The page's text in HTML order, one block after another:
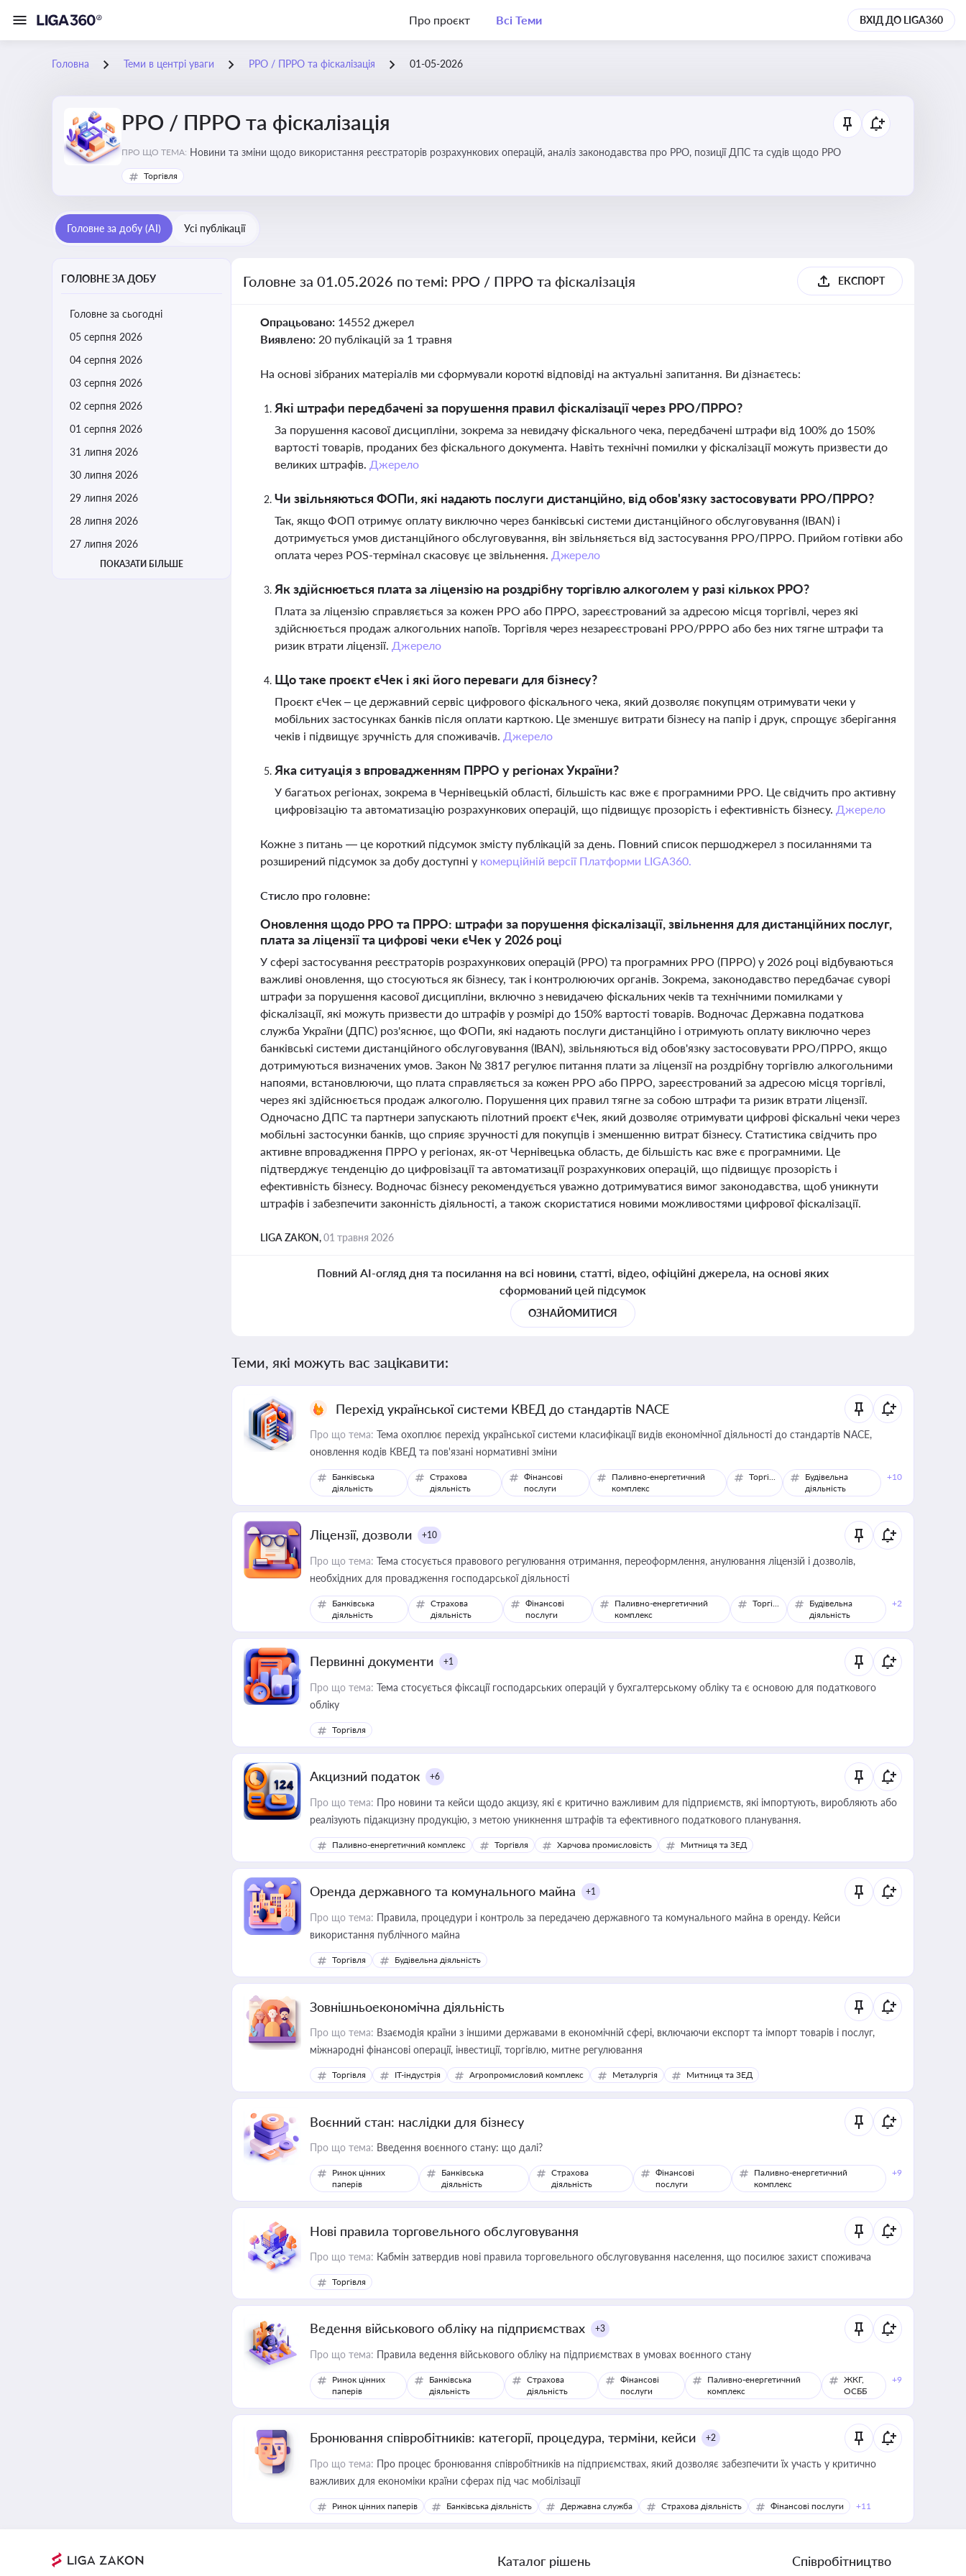
Про проєкт Всі Теми ВХІД ДО LIGA360
Головна Теми в центрі уваги РРО / ПРРО та фіскалізація 01-05-2026
РРО / ПРРО та фіскалізація
ПРО ЩО ТЕМА: Новини та зміни щодо використання реєстраторів розрахункових операцій, аналіз законодавства про РРО, позиції ДПС та судів щодо РРО
Торгівля
Головне за добу (AI) Усі публікації
ГОЛОВНЕ ЗА ДОБУ
Головне за сьогодні
05 серпня 2026
04 серпня 2026
03 серпня 2026
02 серпня 2026
01 серпня 2026
31 липня 2026
30 липня 2026
29 липня 2026
28 липня 2026
27 липня 2026
ПОКАЗАТИ БІЛЬШЕ
Головне за 01.05.2026 по темі: РРО / ПРРО та фіскалізація ЕКСПОРТ
Опрацьовано: 14552 джерел
Виявлено: 20 публікацій за 1 травня
На основі зібраних матеріалів ми сформували короткі відповіді на актуальні запитання. Ви дізнаєтесь:
Які штрафи передбачені за порушення правил фіскалізації через РРО/ПРРО?
За порушення касової дисципліни, зокрема за невидачу фіскального чека, передбачені штрафи від 100% до 150%
вартості товарів, проданих без фіскального документа. Навіть технічні помилки у фіскалізації можуть призвести до
великих штрафів. Джерело
Чи звільняються ФОПи, які надають послуги дистанційно, від обов'язку застосовувати РРО/ПРРО?
Так, якщо ФОП отримує оплату виключно через банківські системи дистанційного обслуговування (IBAN) і
дотримується умов дистанційного обслуговування, він звільняється від застосування РРО/ПРРО. Прийом готівки або
оплата через POS-термінал скасовує це звільнення. Джерело
Як здійснюється плата за ліцензію на роздрібну торгівлю алкоголем у разі кількох РРО?
Плата за ліцензію справляється за кожен РРО або ПРРО, зареєстрований за адресою місця торгівлі, через які
здійснюється продаж алкогольних напоїв. Торгівля через незареєстровані РРО/PРРО або без них тягне штрафи та
ризик втрати ліцензії. Джерело
Що таке проєкт єЧек і які його переваги для бізнесу?
Проєкт єЧек – це державний сервіс цифрового фіскального чека, який дозволяє покупцям отримувати чеки у
мобільних застосунках банків після оплати карткою. Це зменшує витрати бізнесу на папір і друк, спрощує зберігання
чеків і підвищує зручність для споживачів. Джерело
Яка ситуація з впровадженням ПРРО у регіонах України?
У багатьох регіонах, зокрема в Чернівецькій області, більшість кас вже є програмними РРО. Це свідчить про активну
цифровізацію та автоматизацію розрахункових операцій, що підвищує прозорість і ефективність бізнесу. Джерело
Кожне з питань — це короткий підсумок змісту публікацій за день. Повний список першоджерел з посиланнями та
розширений підсумок за добу доступні у комерційній версії Платформи LIGA360.
Стисло про головне:
Оновлення щодо РРО та ПРРО: штрафи за порушення фіскалізації, звільнення для дистанційних послуг,
плата за ліцензії та цифрові чеки єЧек у 2026 році
У сфері застосування реєстраторів розрахункових операцій (РРО) та програмних РРО (ПРРО) у 2026 році відбуваються
важливі оновлення, що стосуються як бізнесу, так і контролюючих органів. Зокрема, законодавство передбачає суворі
штрафи за порушення касової дисципліни, включно з невидачею фіскальних чеків та технічними помилками у
фіскалізації, які можуть призвести до штрафів у розмірі до 150% вартості товарів. Водночас Державна податкова
служба України (ДПС) роз'яснює, що ФОПи, які надають послуги дистанційно і отримують оплату виключно через
банківські системи дистанційного обслуговування (IBAN), звільняються від обов'язку застосовувати РРО/ПРРО, якщо
дотримуються визначених умов. Закон № 3817 регулює питання плати за ліцензії на роздрібну торгівлю алкогольними
напоями, встановлюючи, що плата справляється за кожен РРО або ПРРО, зареєстрований за адресою місця торгівлі,
через які здійснюється продаж алкоголю. Порушення цих правил тягне за собою штрафи та ризик втрати ліцензії.
Одночасно ДПС та партнери запускають пілотний проєкт єЧек, який дозволяє отримувати цифрові фіскальні чеки через
мобільні застосунки банків, що сприяє зручності для покупців і зменшенню витрат бізнесу. Статистика свідчить про
активне впровадження ПРРО у регіонах, як-от Чернівецька область, де більшість кас вже є програмними. Це
підтверджує тенденцію до цифровізації та автоматизації розрахункових операцій, що підвищує прозорість і
ефективність бізнесу. Водночас бізнесу рекомендується уважно дотримуватися вимог законодавства, щоб уникнути
штрафів і забезпечити законність діяльності, а також скористатися новими можливостями цифрової фіскалізації.
LIGA ZAKON,01 травня 2026
Повний AI-огляд дня та посилання на всі новини, статті, відео, офіційні джерела, на основі яких
сформований цей підсумок
ОЗНАЙОМИТИСЯ
Теми, які можуть вас зацікавити:
Перехід української системи КВЕД до стандартів NACE
Про що тема: Тема охоплює перехід української системи класифікації видів економічної діяльності до стандартів NACE,
оновлення кодів КВЕД та пов'язані нормативні зміни
Банківська
діяльність
Страхова
діяльність
Фінансові
послуги
Паливно-енергетичний
комплекс
Торгівля
Будівельна
діяльність
+10
Ліцензії, дозволи +10
Про що тема: Тема стосується правового регулювання отримання, переоформлення, анулювання ліцензій і дозволів,
необхідних для провадження господарської діяльності
Банківська
діяльність
Страхова
діяльність
Фінансові
послуги
Паливно-енергетичний
комплекс
Торгівля
Будівельна
діяльність
+2
Первинні документи +1
Про що тема: Тема стосується фіксації господарських операцій у бухгалтерському обліку та є основою для податкового
обліку
Торгівля
Акцизний податок +6
Про що тема: Про новини та кейси щодо акцизу, які є критично важливим для підприємств, які імпортують, виробляють або
реалізують підакцизну продукцію, з метою уникнення штрафів та ефективного податкового планування.
Паливно-енергетичний комплекс Торгівля Харчова промисловість Митниця та ЗЕД
Оренда державного та комунального майна +1
Про що тема: Правила, процедури і контроль за передачею державного та комунального майна в оренду. Кейси
використання публічного майна
Торгівля Будівельна діяльність
Зовнішньоекономічна діяльність
Про що тема: Взаємодія країни з іншими державами в економічній сфері, включаючи експорт та імпорт товарів і послуг,
міжнародні фінансові операції, інвестиції, торгівлю, митне регулювання
Торгівля IT-індустрія Агропромисловий комплекс Металургія Митниця та ЗЕД
Воєнний стан: наслідки для бізнесу
Про що тема: Введення воєнного стану: що далі?
Ринок цінних
паперів
Банківська
діяльність
Страхова
діяльність
Фінансові
послуги
Паливно-енергетичний
комплекс
+9
Нові правила торговельного обслуговування
Про що тема: Кабмін затвердив нові правила торговельного обслуговування населення, що посилює захист споживача
Торгівля
Ведення військового обліку на підприємствах +3
Про що тема: Правила ведення військового обліку на підприємствах в умовах воєнного стану
Ринок цінних
паперів
Банківська
діяльність
Страхова
діяльність
Фінансові
послуги
Паливно-енергетичний
комплекс
ЖКГ,
ОСББ
+9
Бронювання співробітників: категорії, процедура, терміни, кейси +2
Про що тема: Про процес бронювання співробітників на підприємствах, який дозволяє забезпечити їх участь у критично
важливих для економіки країни сферах під час мобілізації
Ринок цінних паперів Банківська діяльність Державна служба Страхова діяльність Фінансові послуги +11
Каталог рішень Співробітництво